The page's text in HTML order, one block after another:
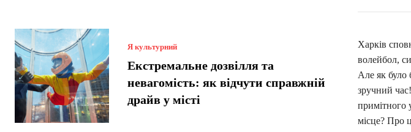
Я культурний
Екстремальне дозвілля та
невагомість: як відчути справжній
драйв у місті
Харків
волейбол,
Але як було
зручний
примітного
місце? Про